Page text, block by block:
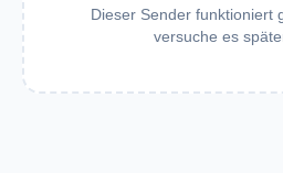
Dieser Sender funktioniert
versuche es